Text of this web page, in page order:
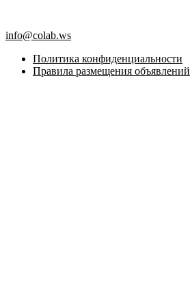
info@colab.ws
Политика конфиденциальности
Правила размещения объявлений